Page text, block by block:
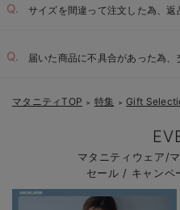
サイズを間違って注文した為、返
届いた商品に不具合があった為
マタニティTOP ＞ 特集 ＞ Gift
マタニティウェア/
セール / キャンペ